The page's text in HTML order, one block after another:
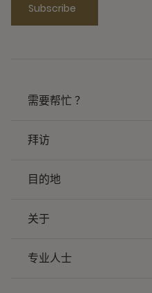
Subscribe
需要帮忙 ？
拜访
目的地
关于
专业人士